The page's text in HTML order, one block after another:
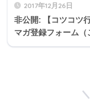
2017年12月26日
非公開: 【コツコツ
マガ登録フォーム（